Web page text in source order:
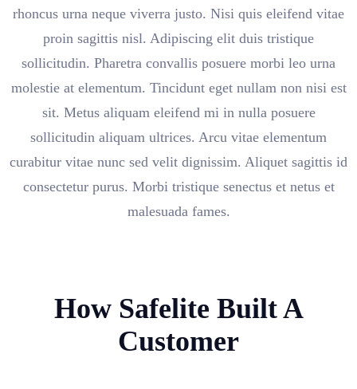
rhoncus urna neque viverra justo. Nisi quis eleifend vitae
proin sagittis nisl. Adipiscing elit duis tristique
sollicitudin. Pharetra convallis posuere morbi leo urna
molestie at elementum. Tincidunt eget nullam non nisi est
sit. Metus aliquam eleifend mi in nulla posuere
sollicitudin aliquam ultrices. Arcu vitae elementum
curabitur vitae nunc sed velit dignissim. Aliquet sagittis id
consectetur purus. Morbi tristique senectus et netus et
malesuada fames.
How Safelite Built A
Customer